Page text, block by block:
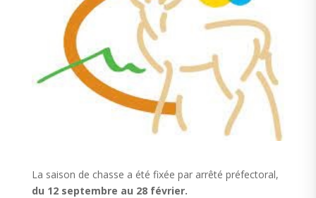
La saison de chasse a été fixée par arrêté préfectoral,
du 12 septembre au 28 février.